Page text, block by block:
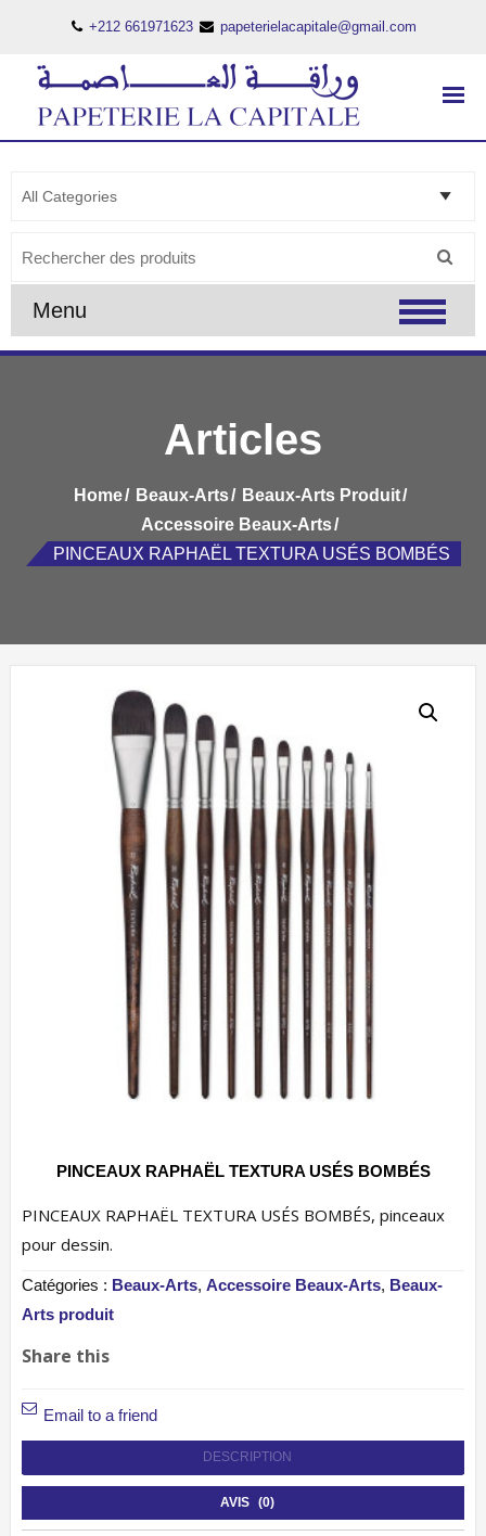
+212 661971623 papeterielacapitale@gmail.com
PAPETERIE LA CAPITALE
..:: PAPETERIE LA CAPITALE ::..
Menu
Articles
Home Beaux-Arts
Beaux-Arts Produit
Accessoire Beaux-Arts
PINCEAUX RAPHAËL TEXTURA USÉS BOMBÉS
PINCEAUX RAPHAËL TEXTURA USÉS BOMBÉS
PINCEAUX RAPHAËL TEXTURA USÉS BOMBÉS, pinceaux
pour dessin.
Catégories : Beaux-Arts, Accessoire Beaux-Arts, Beaux-
Arts produit
Share this
Email to a friend
DESCRIPTION
AVIS (0)